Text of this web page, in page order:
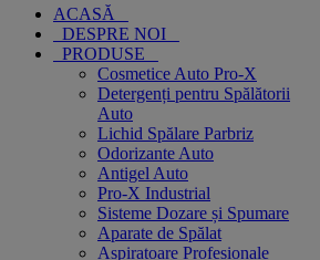
ACASĂ
DESPRE NOI
PRODUSE
Cosmetice Auto Pro-X
Detergenți pentru Spălătorii
Auto
Lichid Spălare Parbriz
Odorizante Auto
Antigel Auto
Pro-X Industrial
Sisteme Dozare și Spumare
Aparate de Spălat
Aspiratoare Profesionale